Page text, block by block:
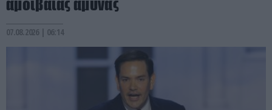
αμοιβαίας άμυνας
07.08.2026 | 06:14